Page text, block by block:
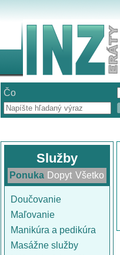
Čo
Služby
Ponuka Dopyt Všetko
Doučovanie
Maľovanie
Manikúra a pedikúra
Masážne služby